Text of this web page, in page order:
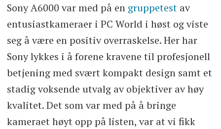
Sony A6000 var med på en gruppetestav
entusiastkameraer i PC World i høst og viste
seg å være en positiv overraskelse. Her har
Sony lykkes i å forene kravene til profesjonell
betjening med svært kompakt design samt et
stadig voksende utvalg av objektiver av høy
kvalitet. Det som var med på å bringe
kameraet høyt opp på listen, var at vi fikk